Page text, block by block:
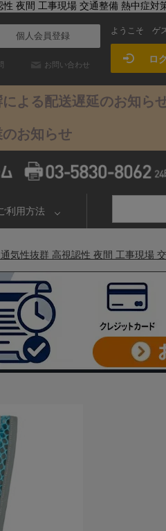
夜間 工事現場 交通整備 熱中症対
個人会員登録
お問い合わせ
ようこそ ゲ
ロ
による配送遅延のお知ら
お知らせ
利用方法
気性抜群 高視認性 夜間 工事現場